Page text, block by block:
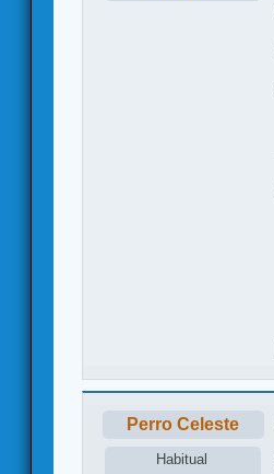
Perro Celeste
Habitual